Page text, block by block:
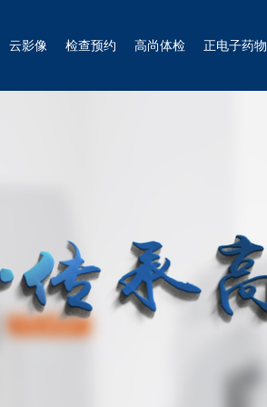
云影像 检查预约 高尚体检 正电子药物